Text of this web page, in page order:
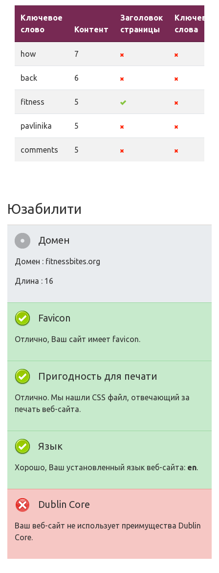
Ключевое
слово
Контент
Заголовок
страницы
Ключевые
слова
how 7
back 6
fitness 5
pavlinika 5
comments 5
Юзабилити
Домен
Домен : fitnessbites.org
Длина : 16
Favicon
Отлично, Ваш сайт имеет favicon.
Пригодность для печати
Отлично. Мы нашли CSS файл, отвечающий за
печать веб-сайта.
Язык
Хорошо, Ваш установленный язык веб-сайта: en.
Dublin Core
Ваш веб-сайт не использует преимущества Dublin
Core.